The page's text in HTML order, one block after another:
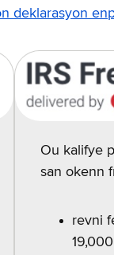
deklarasyon
Ou kalifye
san okenn
revni